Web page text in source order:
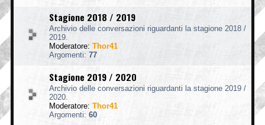
Stagione 2018 / 2019
Archivio delle conversazioni riguardanti la stagione 2018 /
2019.
Moderatore: Thor41
Argomenti: 77
Stagione 2019 / 2020
Archivio delle conversazioni riguardanti la stagione 2019 /
2020.
Moderatore: Thor41
Argomenti: 60